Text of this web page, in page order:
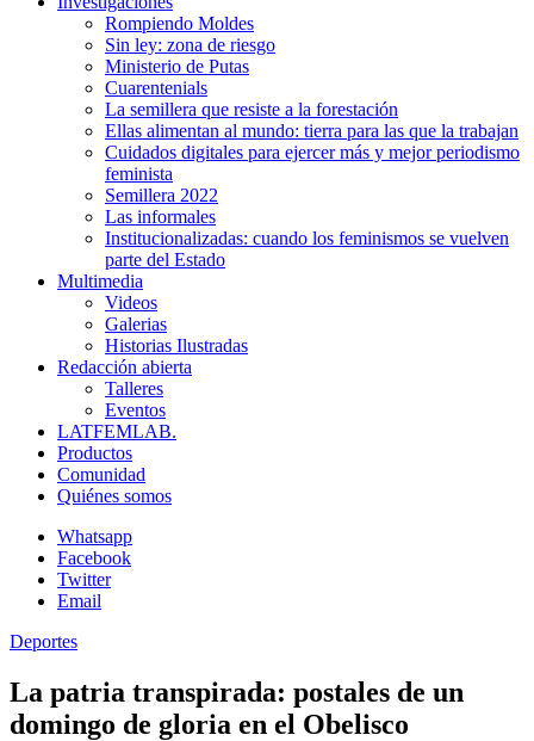
Rompiendo Moldes
Sin ley: zona de riesgo
Ministerio de Putas
Cuarentenials
La semillera que resiste a la forestación
Ellas alimentan al mundo: tierra para las que la trabajan
Cuidados digitales para ejercer más y mejor periodismo
feminista
Semillera 2022
Las informales
Institucionalizadas: cuando los feminismos se vuelven
parte del Estado
Multimedia
Videos
Galerias
Historias Ilustradas
Redacción abierta
Talleres
Eventos
LATFEMLAB.
Productos
Comunidad
Quiénes somos
Whatsapp
Facebook
Twitter
Email
Deportes
La patria transpirada: postales de un
domingo de gloria en el Obelisco